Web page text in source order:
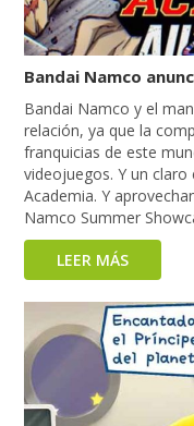
Bandai Namco
Bandai Namco y el
relación, ya que la
franquicias de este
videojuegos. Y un
Academia. Y
Namco Summer
LEER MÁS